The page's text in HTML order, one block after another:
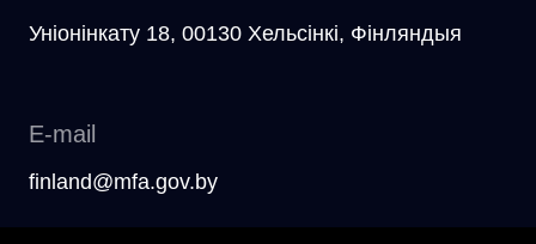
Уніонінкату 18, 00130 Хельсінкі, Фінляндыя
E-mail
finland@mfa.gov.by